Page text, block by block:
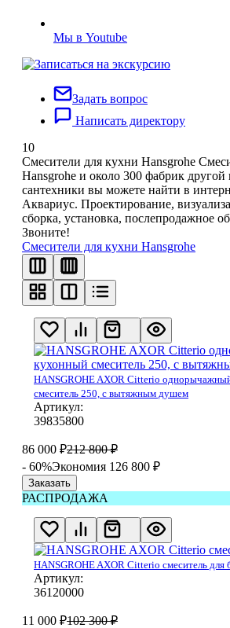
Мы в Youtube
Задать вопрос
Написать директору
10
Смесители для кухни Hansgrohe
Hansgrohe и около 300 фабрик
сантехники вы можете найти в
Аквариус. Проектирование,
сборка, установка, послепродажное
Звоните!
Смесители для кухни Hansgrohe
HANSGROHE AXOR Citterio
смеситель 250, с вытяжным душем
Артикул:
39835800
86 000 ₽212 800 ₽
- 60%Экономия 126 800 ₽
Заказать
РАСПРОДАЖА
HANSGROHE AXOR Citterio смеситель для
Артикул:
36120000
11 000 ₽102 300 ₽